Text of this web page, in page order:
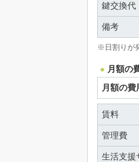
鍵交換代
備考
※日割りが
月額の
月額の費
賃料
管理費
生活支援